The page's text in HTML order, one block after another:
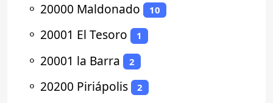
⚬ 20000 Maldonado 10
⚬ 20001 El Tesoro 1
⚬ 20001 la Barra 2
⚬ 20200 Piriápolis 2